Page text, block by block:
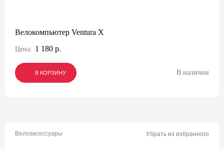
Велокомпьютер Ventura X
Цена: 1 180 р.
В КОРЗИНУ
В КОРЗИНУ
В КОРЗИНУ В наличии
Велоаксессуары Убрать из избранного